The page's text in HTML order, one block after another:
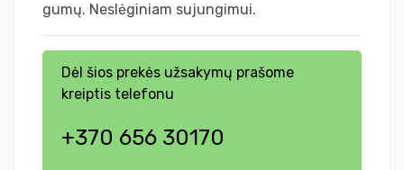
gumų. Neslėginiam sujungimui.
Dėl šios prekės užsakymų prašome
kreiptis telefonu
+370 656 30170